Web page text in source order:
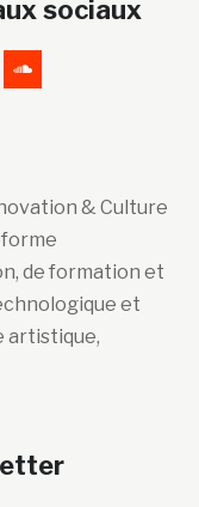
sociaux
& Culture
de formation et
et
artistique,